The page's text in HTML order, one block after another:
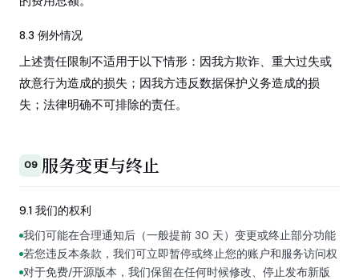
8.3 例外情况
上述责任限制不适用于以下情形：因我方欺诈、重大过失或
故意行为造成的损失；因我方违反数据保护义务造成的损
失；法律明确不可排除的责任。
09 服务变更与终止
9.1 我们的权利
我们可能在合理通知后（一般提前 30 天）变更或终止部分功能
若您违反本条款，我们可立即暂停或终止您的账户和服务访问权
对于免费/开源版本，我们保留在任何时候修改、停止发布新版